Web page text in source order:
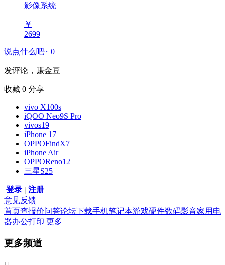
影像系统
￥
2699
说点什么吧~ 0
发评论，赚金豆
收藏 0 分享
vivo X100s
iQOO Neo9S Pro
vivos19
iPhone 17
OPPOFindX7
iPhone Air
OPPOReno12
三星S25
登录 | 注册
意见反馈
首页查报价问答论坛下载手机笔记本游戏硬件数码影音家用电
器办公打印 更多
更多频道